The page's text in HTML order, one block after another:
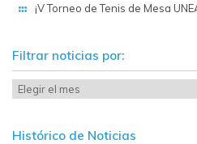
¡V Torneo de Tenis de Mesa
Filtrar noticias por:
Histórico de Noticias